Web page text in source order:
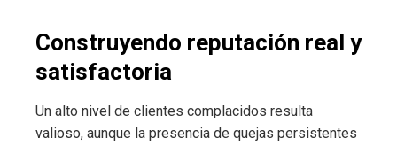
Construyendo reputación real y
satisfactoria
Un alto nivel de clientes complacidos resulta
valioso, aunque la presencia de quejas persistentes